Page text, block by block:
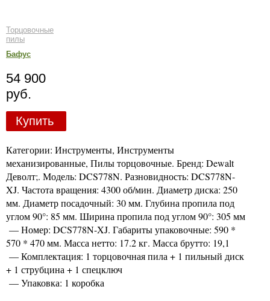
Торцовочные
пилы
Бафус
54 900
руб.
Купить
Категории: Инструменты, Инструменты
механизированные, Пилы торцовочные. Бренд: Dewalt
Деволт;. Модель: DCS778N. Разновидность: DCS778N-
XJ. Частота вращения: 4300 об/мин. Диаметр диска: 250
мм. Диаметр посадочный: 30 мм. Глубина пропила под
углом 90°: 85 мм. Ширина пропила под углом 90°: 305 мм
— Номер: DCS778N-XJ. Габариты упаковочные: 590 *
570 * 470 мм. Масса нетто: 17.2 кг. Масса брутто: 19,1
— Комплектация: 1 торцовочная пила + 1 пильный диск
+ 1 струбцина + 1 спецключ
— Упаковка: 1 коробка